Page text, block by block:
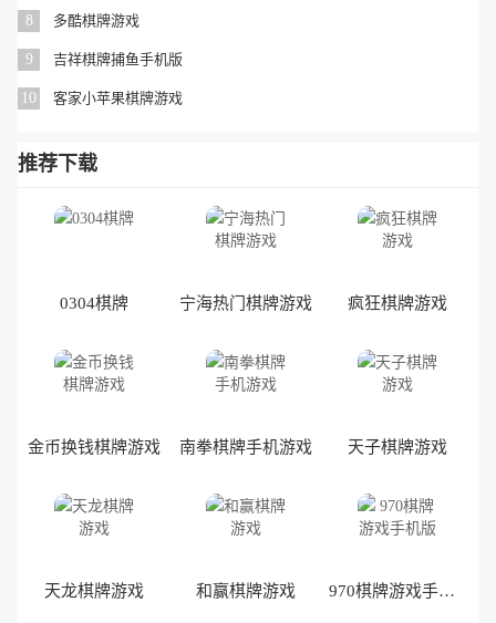
8 多酷棋牌游戏
9 吉祥棋牌捕鱼手机版
10 客家小苹果棋牌游戏
推荐下载
0304棋牌 宁海热门棋牌游戏 疯狂棋牌游戏
金币换钱棋牌游戏 南拳棋牌手机游戏 天子棋牌游戏
天龙棋牌游戏 和赢棋牌游戏 970棋牌游戏手机版